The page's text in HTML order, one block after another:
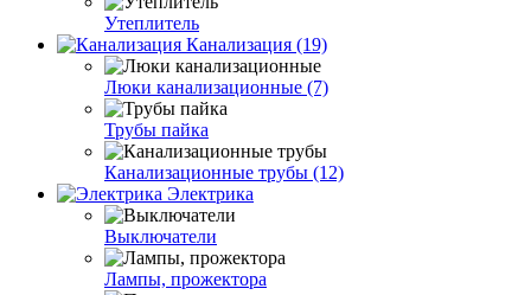
Утеплитель
Канализация (19)
Люки канализационные (7)
Трубы пайка
Канализационные трубы (12)
Электрика
Выключатели
Лампы, прожектора